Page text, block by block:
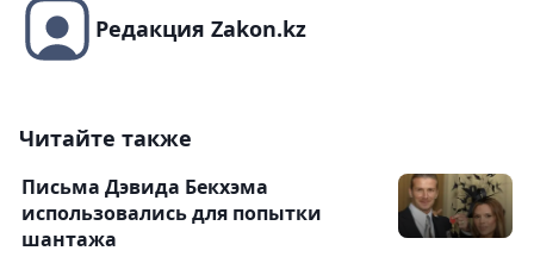
Редакция Zakon.kz
Читайте также
Письма Дэвида Бекхэма
использовались для попытки
шантажа